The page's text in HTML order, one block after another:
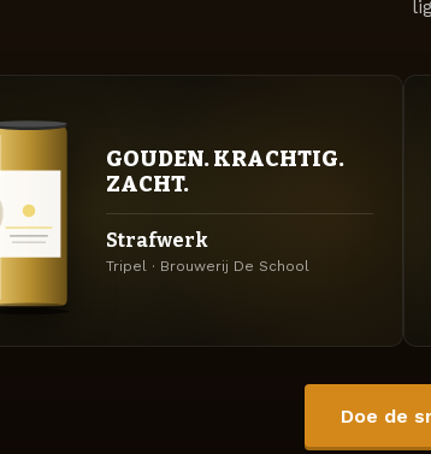
GOUDEN. KRACHTIG.
ZACHT.
Strafwerk
Tripel · Brouwerij De School
Doe de